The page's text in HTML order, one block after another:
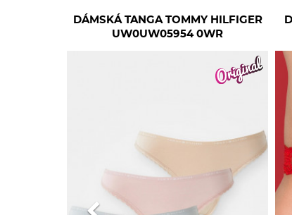
DÁMSKÁ TANGA TOMMY HILFIGER
UW0UW05954 0WR